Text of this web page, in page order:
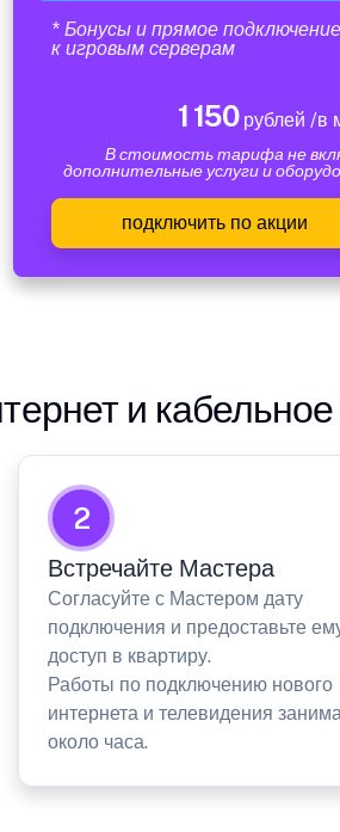
* Бонусы и прямое подключение
к игровым серверам
1 150рублей /в
В стоимость тарифа не
дополнительные услуги и
подключить по акции
и
2
Встречайте Мастера
Согласуйте с Мастером дату
подключения и предоставьте
доступ в квартиру.
Работы по подключению нового
интернета и телевидения
около часа.